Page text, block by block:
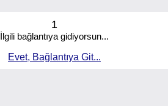
1
İlgili bağlantıya gidiyorsun...
Evet, Bağlantıya Git...